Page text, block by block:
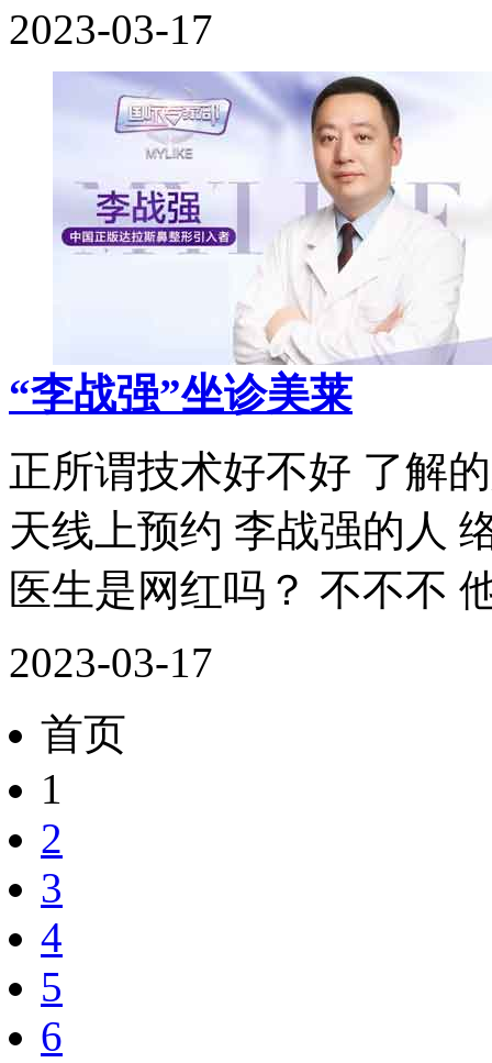
2023-03-17
“李战强”坐诊美莱
正所谓技术好不好 了解
天线上预约 李战强的人
医生是网红吗？ 不不不
2023-03-17
首页
1
2
3
4
5
6